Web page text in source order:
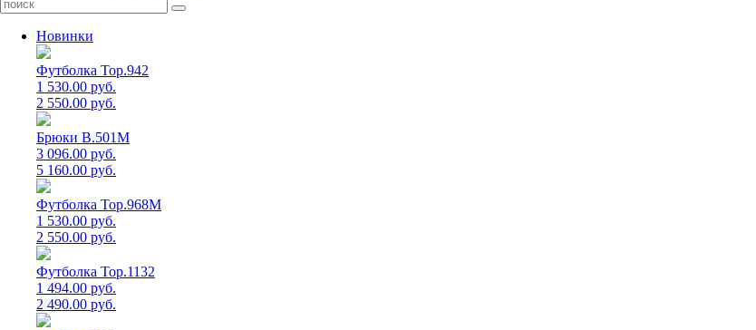
Новинки
Футболка Top.942
1 530.00 руб.
2 550.00 руб.
Брюки B.501M
3 096.00 руб.
5 160.00 руб.
Футболка Top.968M
1 530.00 руб.
2 550.00 руб.
Футболка Top.1132
1 494.00 руб.
2 490.00 руб.